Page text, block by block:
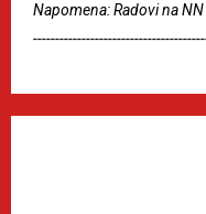
Napomena: Radovi na